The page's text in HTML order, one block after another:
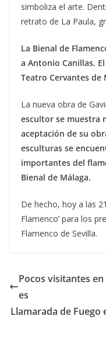
simboliza el arte.
retrato de La Paula,
La Bienal de
a Antonio Canillas.
Teatro Cervantes de
La nueva obra de
escultor se muestra
aceptación de su
esculturas se
importantes del
Bienal de Málaga.
De hecho, hoy a las
Flamenco’ para los
Flamenco de Sevilla.
Pocos visitantes
es
Llamarada de